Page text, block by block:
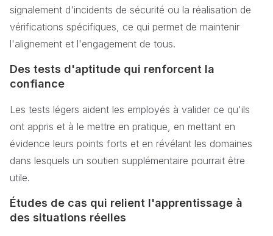
signalement d'incidents de sécurité ou la réalisation de
vérifications spécifiques, ce qui permet de maintenir
l'alignement et l'engagement de tous.
Des tests d'aptitude qui renforcent la
confiance
Les tests légers aident les employés à valider ce qu'ils
ont appris et à le mettre en pratique, en mettant en
évidence leurs points forts et en révélant les domaines
dans lesquels un soutien supplémentaire pourrait être
utile.
Études de cas qui relient l'apprentissage à
des situations réelles